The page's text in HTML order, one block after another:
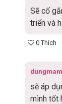
Sẽ cố
triển và
0 Thích
sẽ áp
mình tốt